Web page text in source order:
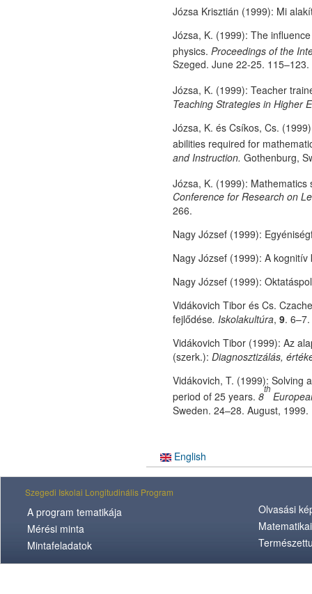
Józsa Krisztián (1999): Mi
Józsa, K. (1999): The
physics. Proceedings of the
Szeged. June 22-25. 115–123.
Józsa, K. (1999): Teacher
Teaching Strategies in Higher
Józsa, K. és Csíkos, Cs.
abilities required for
and Instruction. Gothenburg,
Józsa, K. (1999):
Conference for Research on
266.
Nagy József (1999):
Nagy József (1999): A
Nagy József (1999):
Vidákovich Tibor és Cs.
fejlődése. Iskolakultúra, 9.
Vidákovich Tibor (1999): Az
(szerk.): Diagnosztizálás,
Vidákovich, T. (1999): Solving
period of 25 years. 8
th
Sweden. 24–28. August, 1999.
English
Szegedi Iskolai Longitudinális Program
A program tematikája
Mérési minta
Mintafeladatok
Olvasási